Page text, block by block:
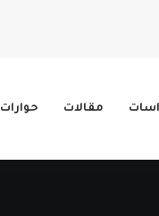
مقالات حوارات